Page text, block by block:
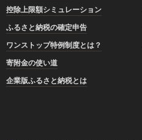
控除上限額シミュレーション
ふるさと納税の確定申告
ワンストップ特例制度とは？
寄附金の使い道
企業版ふるさと納税とは